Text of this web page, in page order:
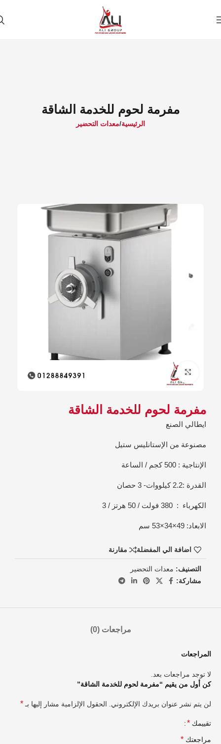
مفرمة لحوم للخدمة الشاقة
الرئيسية معدات التحضير
Click to enlarge
مفرمة لحوم للخدمة الشاقة
ايطالي الصنع
مصنوعة من الإستانليس ستيل
الإنتاجية : 500 كجم / الساعة
القدرة :2.2 كيلووات- 3 حصان
الكهرباء : 380 فولت / 50 هرتز / 3
الابعاد: 49×34×53 سم
اضافة الي المفضلة مقارنة
التصنيف: معدات التحضير
مشاركة:
مراجعات (0)
المراجعات
لا توجد مراجعات بعد.
كن أول من يقيم “مفرمة لحوم للخدمة الشاقة”
لن يتم نشر عنوان بريدك الإلكتروني. الحقول الإلزامية مشار إليها بـ *
تقييمك *
مراجعتك *